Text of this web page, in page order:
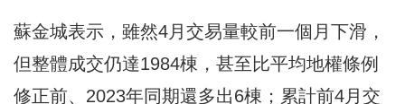
蘇金城表示，雖然4月交易量較前一個月下滑，
但整體成交仍達1984棟，甚至比平均地權條例
修正前、2023年同期還多出6棟；累計前4月交